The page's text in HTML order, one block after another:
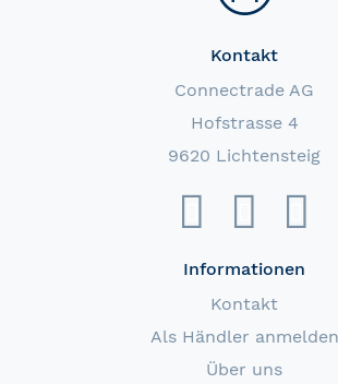
Kontakt
Connectrade AG
Hofstrasse 4
9620 Lichtensteig
Informationen
Kontakt
Als Händler anmelden
Über uns